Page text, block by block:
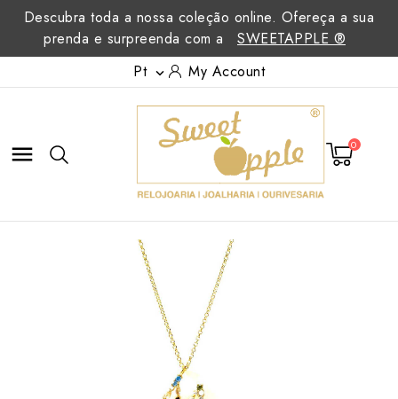
Descubra toda a nossa coleção online. Ofereça a sua
prenda e surpreenda com a
SWEETAPPLE ®
Pt  My Account
 0